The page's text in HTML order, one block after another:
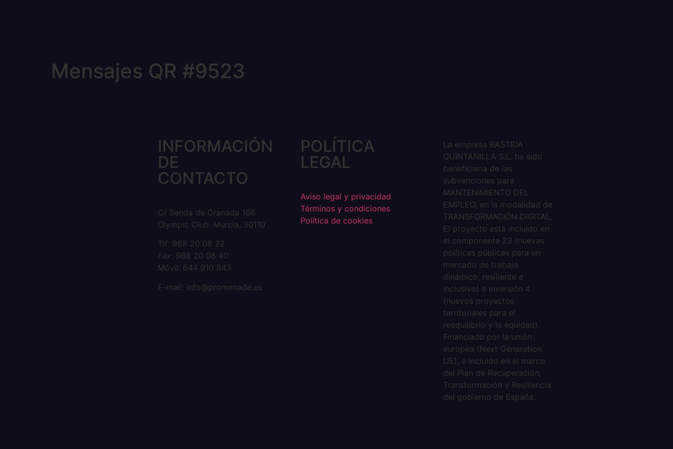
Mensajes QR #9523
INFORMACIÓN
DE
CONTACTO
C/ Senda de Granada 166
Olympic Club. Murcia, 30110
Tlf: 968 20 08 22
Fax: 968 20 08 40
Móvil: 644 910 843
E-mail: info@promenade.es
POLÍTICA
LEGAL
Aviso legal y privacidad
Términos y condiciones
Política de cookies
La empresa BASTIDA
QUINTANILLA S.L. ha sido
beneficiaria de las
subvenciones para
MANTENIMIENTO DEL
EMPLEO, en la modalidad de
TRANSFORMACIÓN DIGITAL.
El proyecto está incluido en
el componente 23 (nuevas
políticas públicas para un
mercado de trabajo
dinámico, resiliente e
inclusivo) e inversión 4
(nuevos proyectos
territoriales para el
reequilibrio y la equidad).
Financiado por la unión
europea (Next Generation
UE), e incluido en el marco
del Plan de Recuperación,
Transformación y Resiliencia
del gobierno de España.